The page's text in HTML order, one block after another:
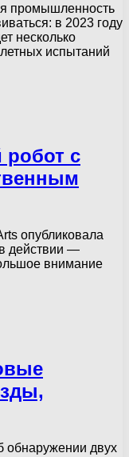
промышленность
в 2023 году
несколько
испытаний
с
опубликовала
действии —
внимание
обнаружении двух